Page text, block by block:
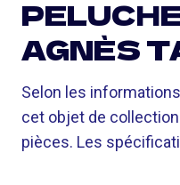
AGNÈS
Selon les
cet objet de
pièces. Les